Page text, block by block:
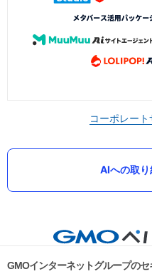
コーポレート
AIへの取り
GMOインターネットグループの